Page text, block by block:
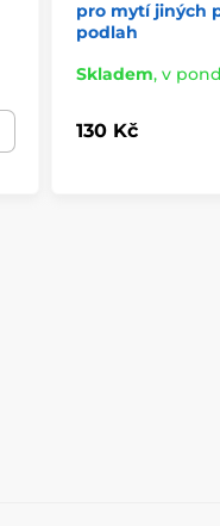
pro mytí jiných
podlah
Skladem, v
130 Kč